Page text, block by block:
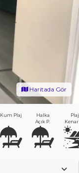
Haritada Gör
Kum Plaj
Halka
Açık P.
Plaj